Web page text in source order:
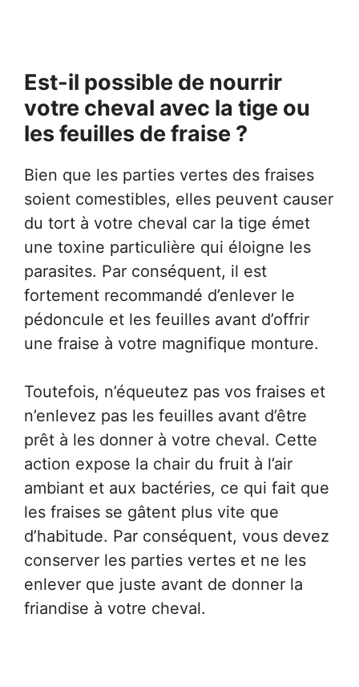
Est-il possible de nourrir
votre cheval avec la tige ou
les feuilles de fraise ?
Bien que les parties vertes des fraises
soient comestibles, elles peuvent causer
du tort à votre cheval car la tige émet
une toxine particulière qui éloigne les
parasites. Par conséquent, il est
fortement recommandé d’enlever le
pédoncule et les feuilles avant d’offrir
une fraise à votre magnifique monture.
Toutefois, n’équeutez pas vos fraises et
n’enlevez pas les feuilles avant d’être
prêt à les donner à votre cheval. Cette
action expose la chair du fruit à l’air
ambiant et aux bactéries, ce qui fait que
les fraises se gâtent plus vite que
d’habitude. Par conséquent, vous devez
conserver les parties vertes et ne les
enlever que juste avant de donner la
friandise à votre cheval.